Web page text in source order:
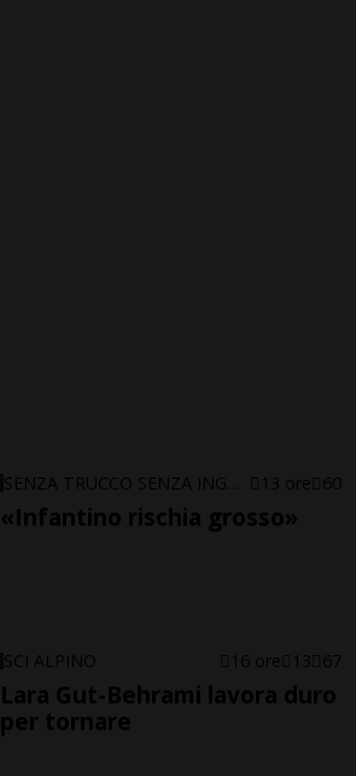
13 ore 60
«Infantino rischia grosso»
SCI ALPINO 16 ore 13 67
Lara Gut-Behrami lavora duro
per tornare